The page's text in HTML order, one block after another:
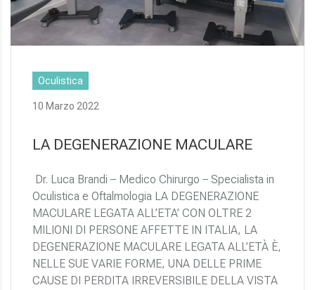
Oculistica
10 Marzo 2022
LA DEGENERAZIONE MACULARE
Dr. Luca Brandi – Medico Chirurgo – Specialista in
Oculistica e Oftalmologia LA DEGENERAZIONE
MACULARE LEGATA ALL’ETA’ CON OLTRE 2
MILIONI DI PERSONE AFFETTE IN ITALIA, LA
DEGENERAZIONE MACULARE LEGATA ALL’ETÀ È,
NELLE SUE VARIE FORME, UNA DELLE PRIME
CAUSE DI PERDITA IRREVERSIBILE DELLA VISTA